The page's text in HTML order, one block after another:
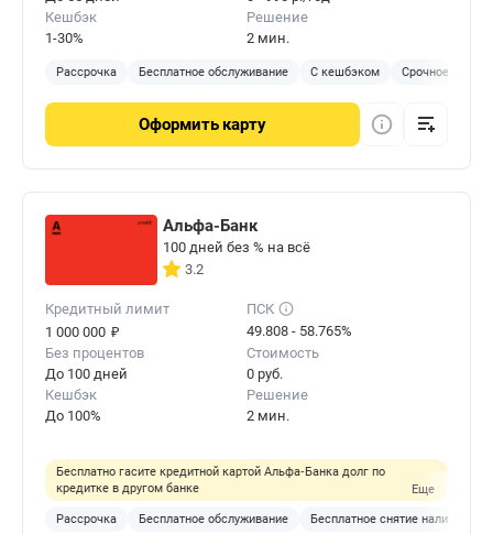
Кешбэк
1-30%
Решение
2 мин.
Рассрочка Бесплатное обслуживание С кешбэком Срочное
Оформить карту
Альфа-Банк
100 дней без % на всё
3.2
Кредитный лимит
1 000 000 ₽
ПСК
49.808 - 58.765%
Без процентов
До 100 дней
Стоимость
0 руб.
Кешбэк
До 100%
Решение
2 мин.
Бесплатно гасите кредитной картой Альфа‑Банка долг по
кредитке в другом банке
Еще
Рассрочка Бесплатное обслуживание Бесплатное снятие наличных